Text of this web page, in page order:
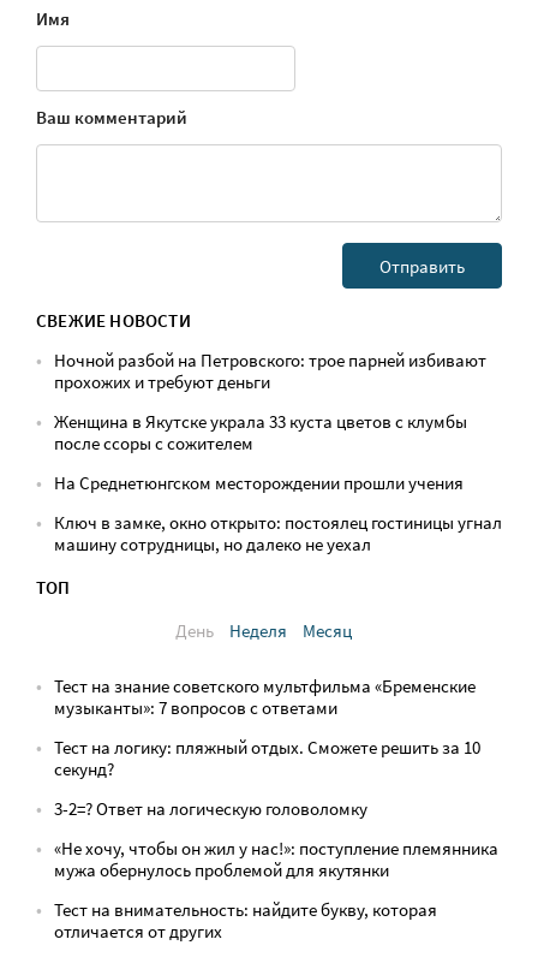
Имя
Ваш комментарий
СВЕЖИЕ НОВОСТИ
Ночной разбой на Петровского: трое парней избивают
прохожих и требуют деньги
Женщина в Якутске украла 33 куста цветов с клумбы
после ссоры с сожителем
На Среднетюнгском месторождении прошли учения
Ключ в замке, окно открыто: постоялец гостиницы угнал
машину сотрудницы, но далеко не уехал
ТОП
День
Неделя Месяц
Тест на знание советского мультфильма «Бременские
музыканты»: 7 вопросов с ответами
Тест на логику: пляжный отдых. Сможете решить за 10
секунд?
3-2=? Ответ на логическую головоломку
«Не хочу, чтобы он жил у нас!»: поступление племянника
мужа обернулось проблемой для якутянки
Тест на внимательность: найдите букву, которая
отличается от других